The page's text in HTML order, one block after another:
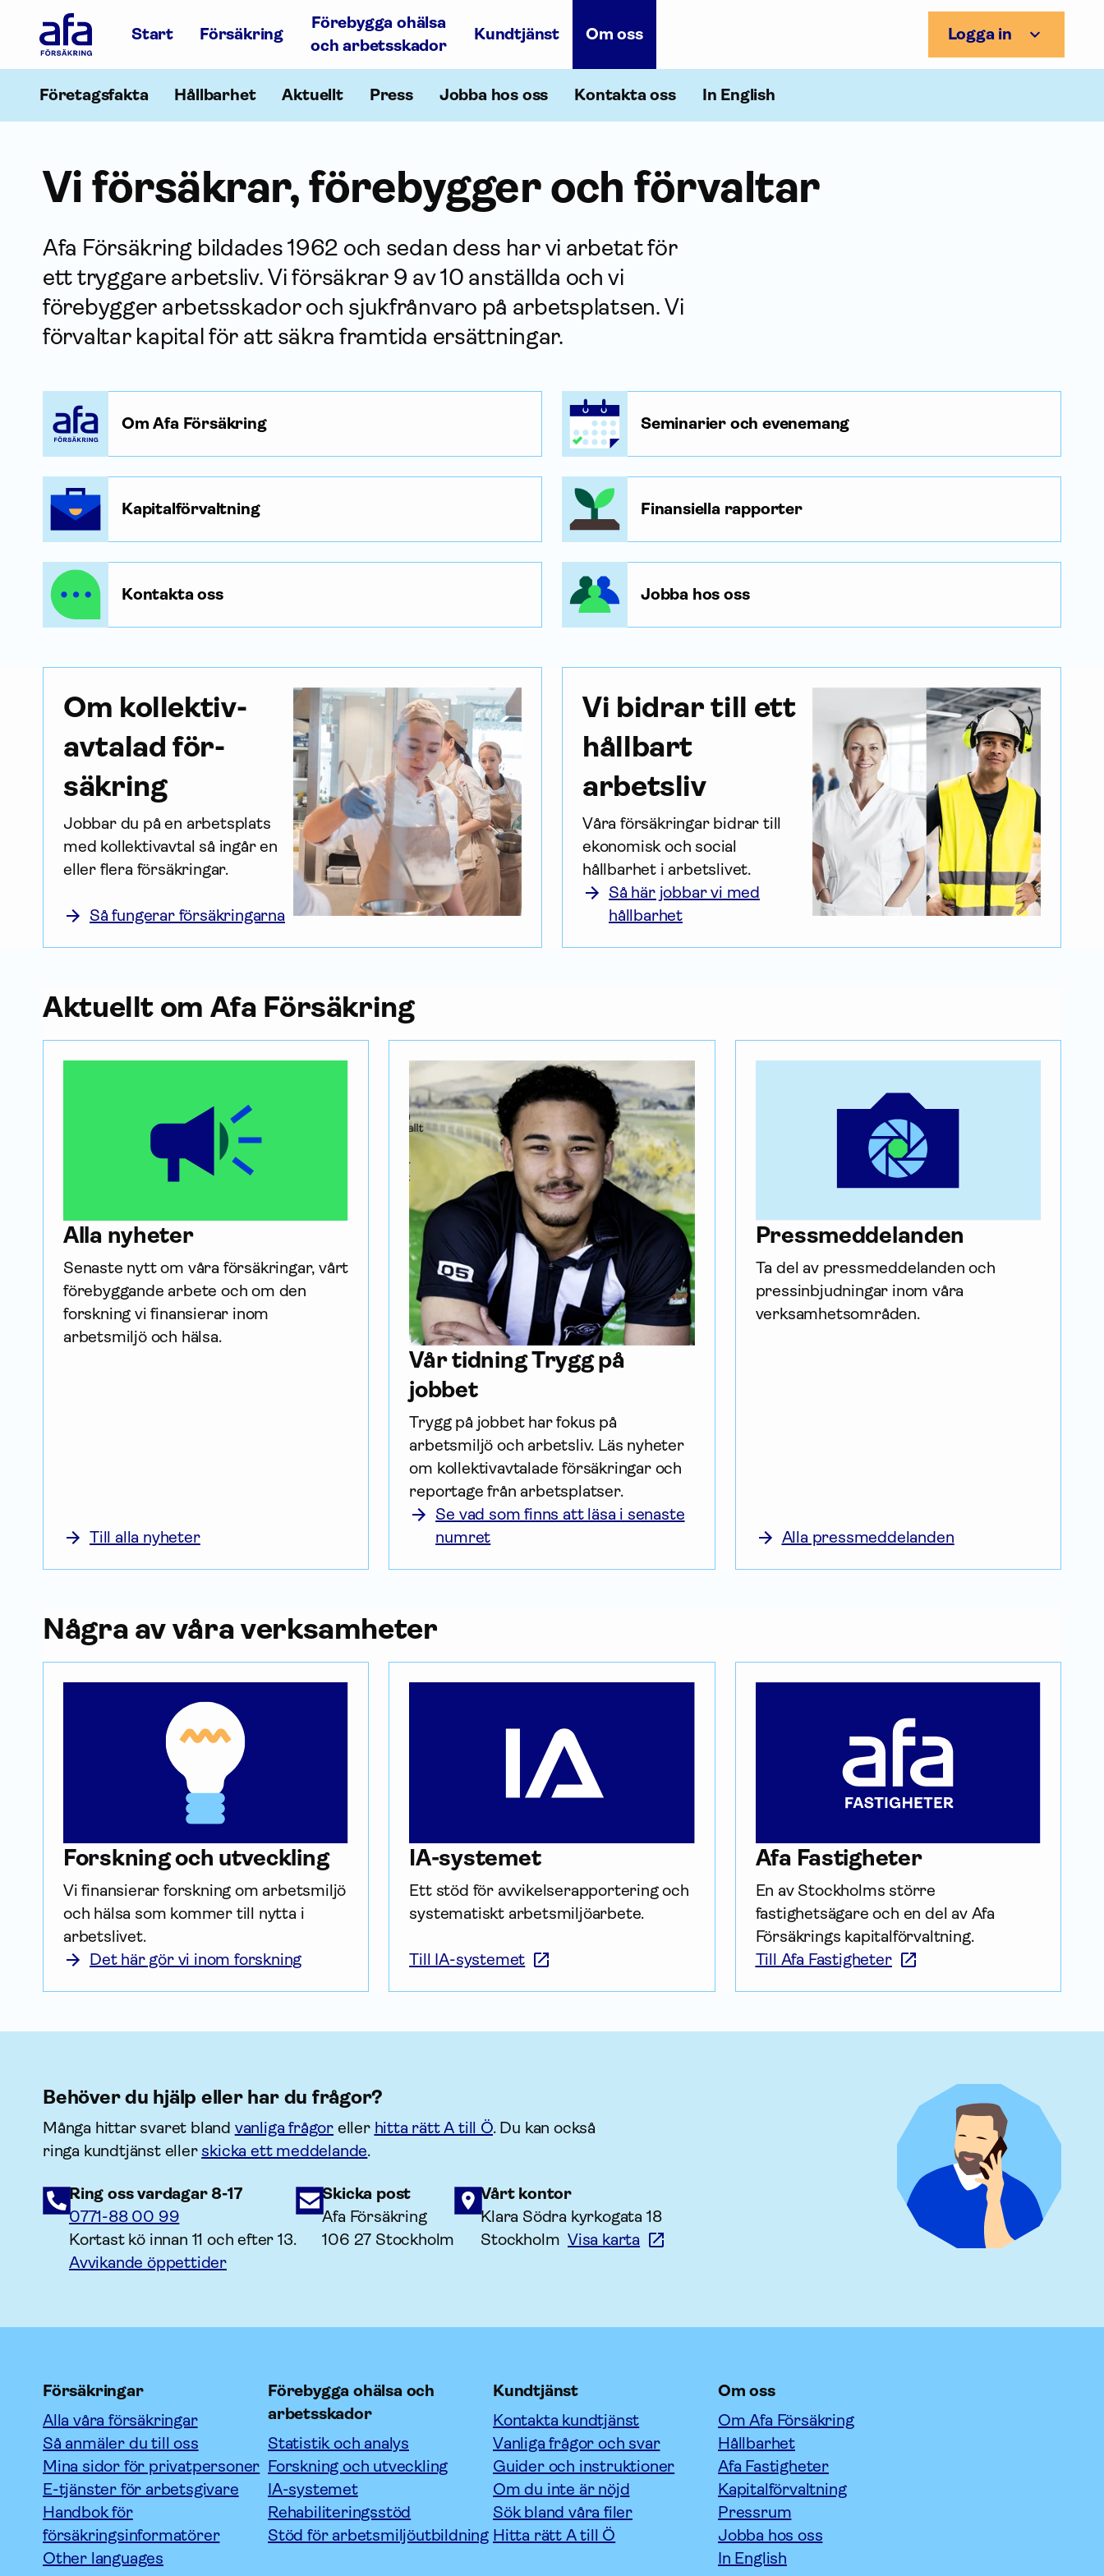
Försäkring
Gå
startsidan
Start Försäkring
Förebygga ohälsa
och arbetsskador
Kundtjänst Om oss Logga in
Företagsfakta Hållbarhet Aktuellt Press Jobba hos oss Kontakta oss In English
Vi försäkrar, förebygger och förvaltar
Afa För­säkring bildades 1962 och sedan dess har vi arbetat för
ett tryggare arbetsliv. Vi försäkrar 9 av 10 anställda och vi
förebygger arbets­skador och sjukfrånvaro på arbetsplatsen. Vi
förvaltar kapital för att säkra framtida ersättningar.
Om Afa Försäkring Seminarier och evenemang
Kapitalförvaltning Finansiella rapporter
Kontakta oss Jobba hos oss
Om kollektiv­
avtalad för­
säkring
Jobbar du på en arbetsplats
med kollektiv­avtal så ingår en
eller flera försäk­ringar.
Så fungerar försäkringarna
Vi bidrar till ett
hållbart
arbetsliv
Våra försäk­ringar bidrar till
ekonomisk och social
hållbarhet i arbetslivet.
Så här jobbar vi med
hållbarhet
Aktuellt om Afa För­säkring
Alla nyheter
Senaste nytt om våra försäk­ringar, vårt
förebyggande arbete och om den
forskning vi finansierar inom
arbetsmiljö och hälsa.
Till alla nyheter
Vår tidning Trygg på
jobbet
Trygg på jobbet har fokus på
arbetsmiljö och arbetsliv. Läs nyheter
om kollektiv­avtalade försäk­ringar och
reportage från arbetsplatser.
Se vad som finns att läsa i senaste
numret
Press­meddelanden
Ta del av press­meddelanden och
pressinbjudningar inom våra
verksamhets­områden.
Alla pressmeddelanden
Några av våra verksamheter
Forskning och utveckling
Vi finansierar forskning om arbetsmiljö
och hälsa som kommer till nytta i
arbetslivet.
Det här gör vi inom forskning
IA-systemet
Ett stöd för av­vikelse­rapportering och
systematiskt arbets­miljö­arbete.
Till IA-systemet
Afa Fastigheter
En av Stockholms större
fastighetsägare och en del av Afa
Försäkrings kapital­förvaltning.
Till Afa Fastigheter
Behöver du hjälp eller har du frågor?
Många hittar svaret bland vanliga frågor eller hitta rätt A till Ö. Du kan också
ringa kundtjänst eller skicka ett meddelande.
Ring oss vardagar 8-17
0771-88 00 99
Kortast kö innan 11 och efter 13.
Avvikande öppettider
Skicka post
Afa Försäkring
106 27 Stockholm
Vårt kontor
Klara Södra kyrkogata 18
StockholmVisa karta
Försäkringar
Alla våra försäkringar
Så anmäler du till oss
Mina sidor för privatpersoner
E-tjänster för arbetsgivare
Handbok för
försäkringsinformatörer
Other languages
Förebygga ohälsa och
arbetsskador
Statistik och analys
Forskning och utveckling
IA-systemet
Rehabiliteringsstöd
Stöd för arbetsmiljöutbildning
Kundtjänst
Kontakta kundtjänst
Vanliga frågor och svar
Guider och instruktioner
Om du inte är nöjd
Sök bland våra filer
Hitta rätt A till Ö
Om oss
Om Afa Försäkring
Hållbarhet
Afa Fastigheter
Kapitalförvaltning
Pressrum
Jobba hos oss
In English